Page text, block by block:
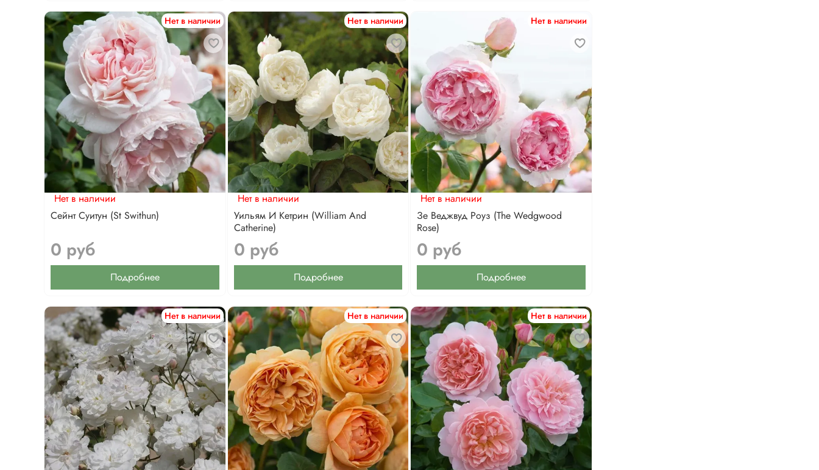
Нет в наличии
Нет в наличии
Сейнт Суитун (St Swithun)
0 руб
Подробнее
Нет в наличии
Нет в наличии
Уильям И Кетрин (William And
Catherine)
0 руб
Подробнее
Нет в наличии
Нет в наличии
Зе Веджвуд Роуз (The Wedgwood
Rose)
0 руб
Подробнее
Нет в наличии Нет в наличии Нет в наличии